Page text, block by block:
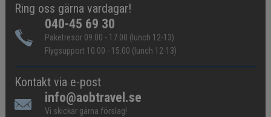
Ring oss gärna vardagar!
040-45 69 30
Paketresor 09.00 - 17.00 (lunch 12-13)
Flygsupport 10.00 - 15.00 (lunch 12-13)
Kontakt via e-post
info@aobtravel.se
Vi skickar gärna förslag!